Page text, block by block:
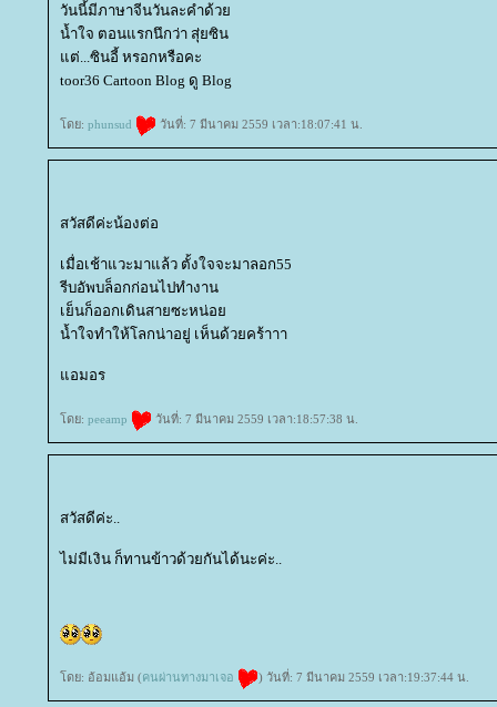
วันนี้มีภาษาจีนวันละคำด้ว
น้ำใจ ตอนแรกนึกว่า สุ่ยซิน
ต่...ซินอี้ หรอกหรือคะ
toor36 Cartoon Blog ดู Blog
ดย: phunsud วันที่: 7 มีนาคม 2559 เวลา:18:07:41 น.
สวัสดีค่ะน้องต่อ
เมื่อเช้าแวะมาแล้ว ตั้งใจจะมาลอก55
รีบอัพบล็อกก่อนไปทำงาน
เย็นก็ออกเดินสายซะหน่อ
น้ำใจทำให้โลกน่าอยู่ เห็นด้วยคร้าาา
อมอร
ดย: peeamp วันที่: 7 มีนาคม 2559 เวลา:18:57:38 น.
สวัสดีค่ะ..
ไม่มีเงิน ก็ทานข้าวด้วยกันได้นะค่ะ..
ดย: อ้อมแอ้ม (คนผ่านทางมาเจอ ) วันที่: 7 มีนาคม 2559 เวลา:19:37:44 น.